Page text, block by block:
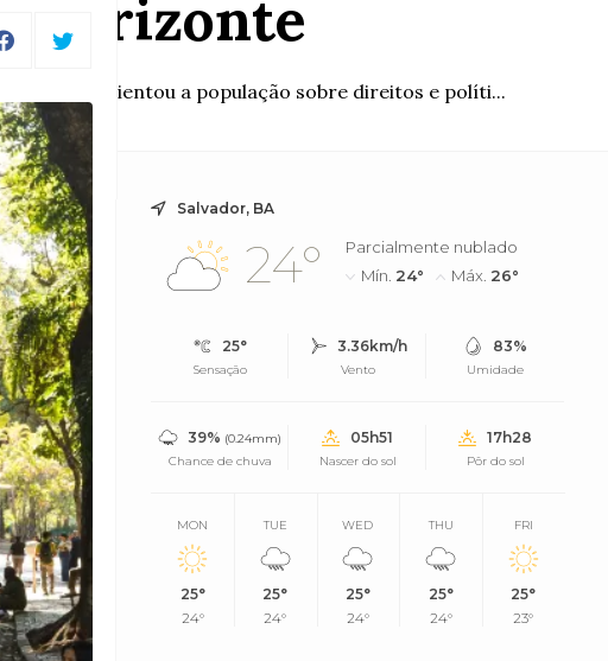
Horizonte
e orientou a população sobre direitos e políti...
Salvador, BA
24°
Parcialmente nublado
Mín. 24° Máx. 26°
25°
Sensação
3.36km/h
Vento
83%
Umidade
39% (0.24mm)
Chance de chuva
05h51
Nascer do sol
17h28
Pôr do sol
MON
25°
24°
TUE
25°
24°
WED
25°
24°
THU
25°
24°
FRI
25°
23°